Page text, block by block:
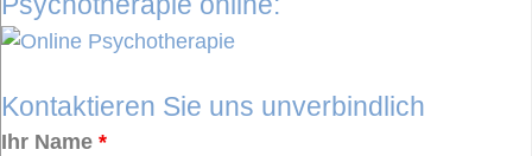
Kontaktieren Sie uns unverbindlich
Ihr Name *